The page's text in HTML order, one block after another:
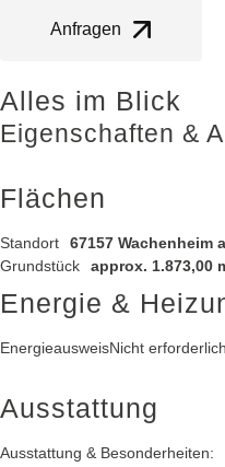
Anfragen
Alles im Blick
Eigenschaften &
Flächen
Standort
67157 Wachenheim
Grundstück
approx. 1.873,00
Energie &
EnergieausweisNicht erforderlich
Ausstattung
Ausstattung & Besonderheiten: